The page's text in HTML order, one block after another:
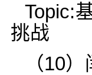
Topic:
挑战
（10